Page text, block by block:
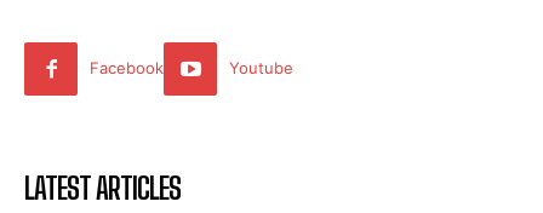
Facebook Youtube
LATEST ARTICLES